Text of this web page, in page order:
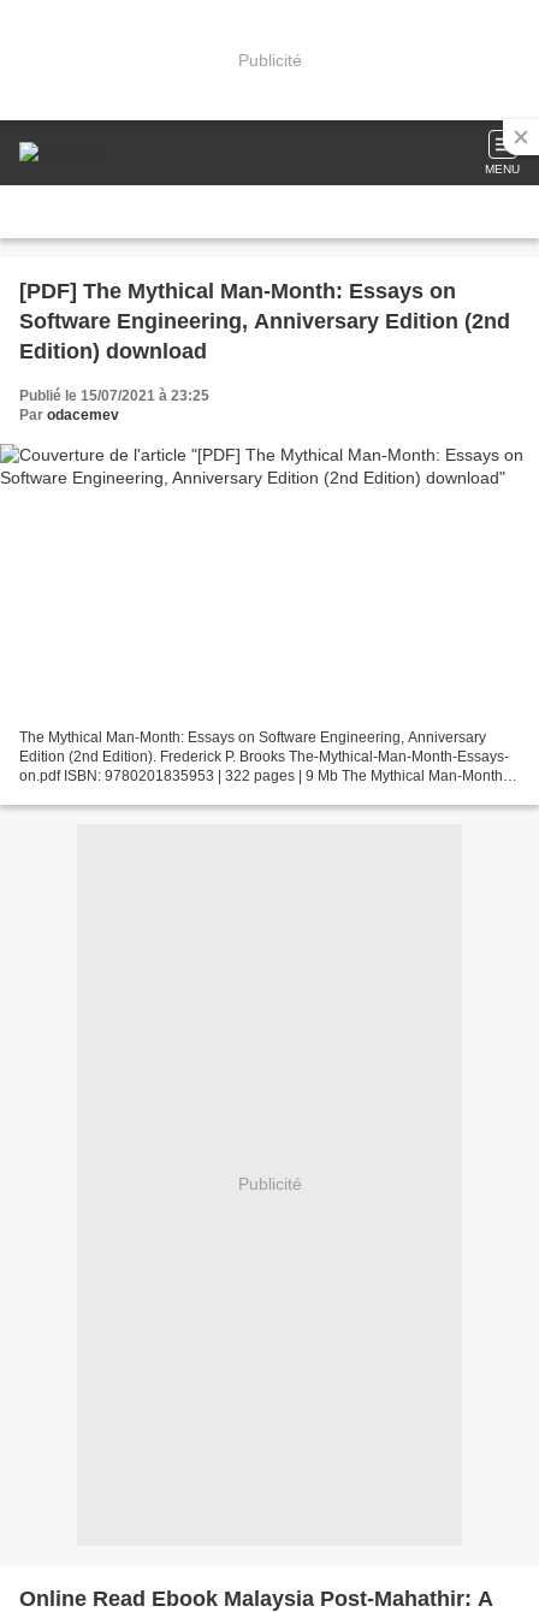
Publicité
MENU
[PDF] The Mythical Man-Month: Essays on
Software Engineering, Anniversary Edition (2nd
Edition) download
Publié le 15/07/2021 à 23:25
Par odacemev
The Mythical Man-Month: Essays on Software Engineering, Anniversary
Edition (2nd Edition). Frederick P. Brooks The-Mythical-Man-Month-Essays-
on.pdf ISBN: 9780201835953 | 322 pages | 9 Mb The Mythical Man-Month:
Publicité
Online Read Ebook Malaysia Post-Mahathir: A